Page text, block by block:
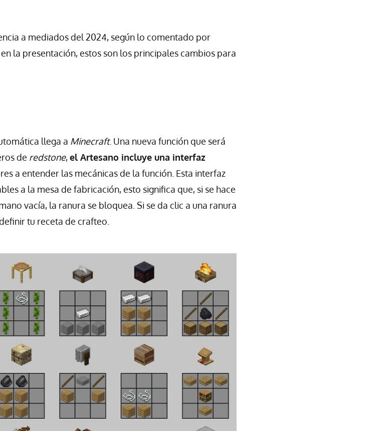
a mediados del 2024, según lo comentado por
en la presentación, estos son los principales cambios para
llega a Minecraft. Una nueva función que será
de redstone,el Artesano incluye una interfaz
a entender las mecánicas de la función. Esta interfaz
a la mesa de fabricación, esto significa que, si se hace
vacía, la ranura se bloquea. Si se da clic a una ranura
tu receta de crafteo.